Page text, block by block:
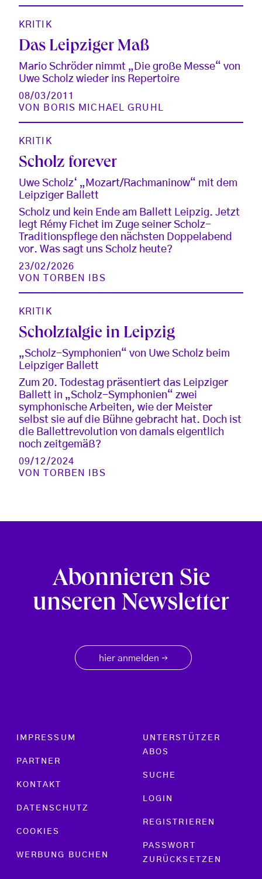
KRITIK
Das Leipziger Maß
Mario Schröder nimmt „Die große Messe“ von
Uwe Scholz wieder ins Repertoire
08/03/2011
VON
BORIS MICHAEL GRUHL
KRITIK
Scholz forever
Uwe Scholz‘ „Mozart/Rachmaninow“ mit dem
Leipziger Ballett
Scholz und kein Ende am Ballett Leipzig. Jetzt
legt Rémy Fichet im Zuge seiner Scholz-
Traditionspflege den nächsten Doppelabend
vor. Was sagt uns Scholz heute?
23/02/2026
VON
TORBEN IBS
KRITIK
Scholztalgie in Leipzig
„Scholz-Symphonien“ von Uwe Scholz beim
Leipziger Ballett
Zum 20. Todestag präsentiert das Leipziger
Ballett in „Scholz-Symphonien“ zwei
symphonische Arbeiten, wie der Meister
selbst sie auf die Bühne gebracht hat. Doch ist
die Ballettrevolution von damals eigentlich
noch zeitgemäß?
09/12/2024
VON
TORBEN IBS
Abonnieren Sie
unseren Newsletter
hier anmelden →
Footer menu
IMPRESSUM
PARTNER
KONTAKT
DATENSCHUTZ
COOKIES
WERBUNG BUCHEN
UNTERSTÜTZER
ABOS
SUCHE
LOGIN
REGISTRIEREN
PASSWORT
ZURÜCKSETZEN